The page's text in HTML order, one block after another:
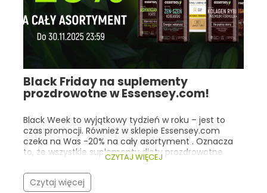
Black Friday na suplementy
prozdrowotne w Essensey.com!
Black Week to wyjątkowy tydzień w roku – jest to
czas promocji. Również w sklepie Essensey.com
czeka na Was -20% na cały asortyment . Oznacza
to, że wszystkie suplementy diety prozdrowotne
kupimy o jedną piątą taniej! Co istotne, nasza
promocja trwa cały tydzień (do 30.11.2025r 23:59), a
nie tylko w trakcie Black Friday! Warto zwrócić
CZYTAJ WIĘCEJ
Czytaj więcej